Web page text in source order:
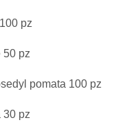
pz
50 pz
pomata 100 pz
30 pz